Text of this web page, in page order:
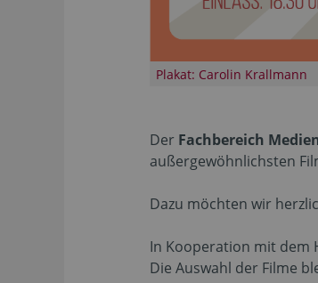
Plakat: Carolin Krallmann
Der Fachbereich
außergewöhnlichsten
Dazu möchten wir
In Kooperation mit dem
Die Auswahl der Filme